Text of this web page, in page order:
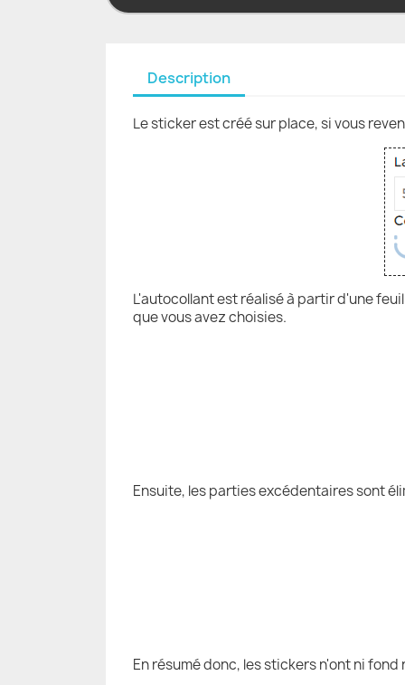
Description
Le sticker est créé sur place, si vous
L'autocollant est réalisé à partir d'une
que vous avez choisies.
Ensuite, les parties excédentaires sont
En résumé donc, les stickers n'ont ni